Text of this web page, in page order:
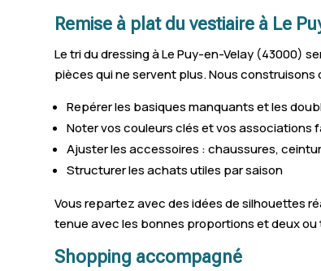
Remise à plat du vestiaire à Le
Le tri du dressing à Le Puy-en-Velay (43000)
pièces qui ne servent plus. Nous
Repérer les basiques manquants et les
Noter vos couleurs clés et vos associations
Ajuster les accessoires : chaussures,
Structurer les achats utiles par saison
Vous repartez avec des idées de silhouettes
tenue avec les bonnes proportions et deux
Shopping accompagné